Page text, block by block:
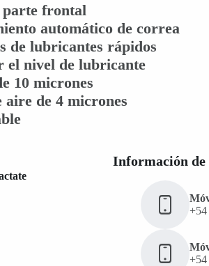
parte frontal
automático de correa
de lubricantes rápidos
nivel de lubricante
10 micrones
de 4 micrones
Información de
+54
+54